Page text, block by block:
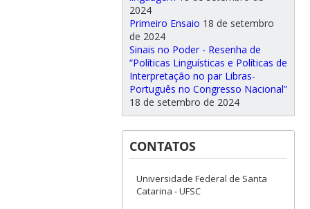
2024
Primeiro Ensaio 18 de setembro
de 2024
Sinais no Poder - Resenha de
“Políticas Linguísticas e Políticas de
Interpretação no par Libras-
Português no Congresso Nacional”
18 de setembro de 2024
CONTATOS
Universidade Federal de Santa
Catarina - UFSC